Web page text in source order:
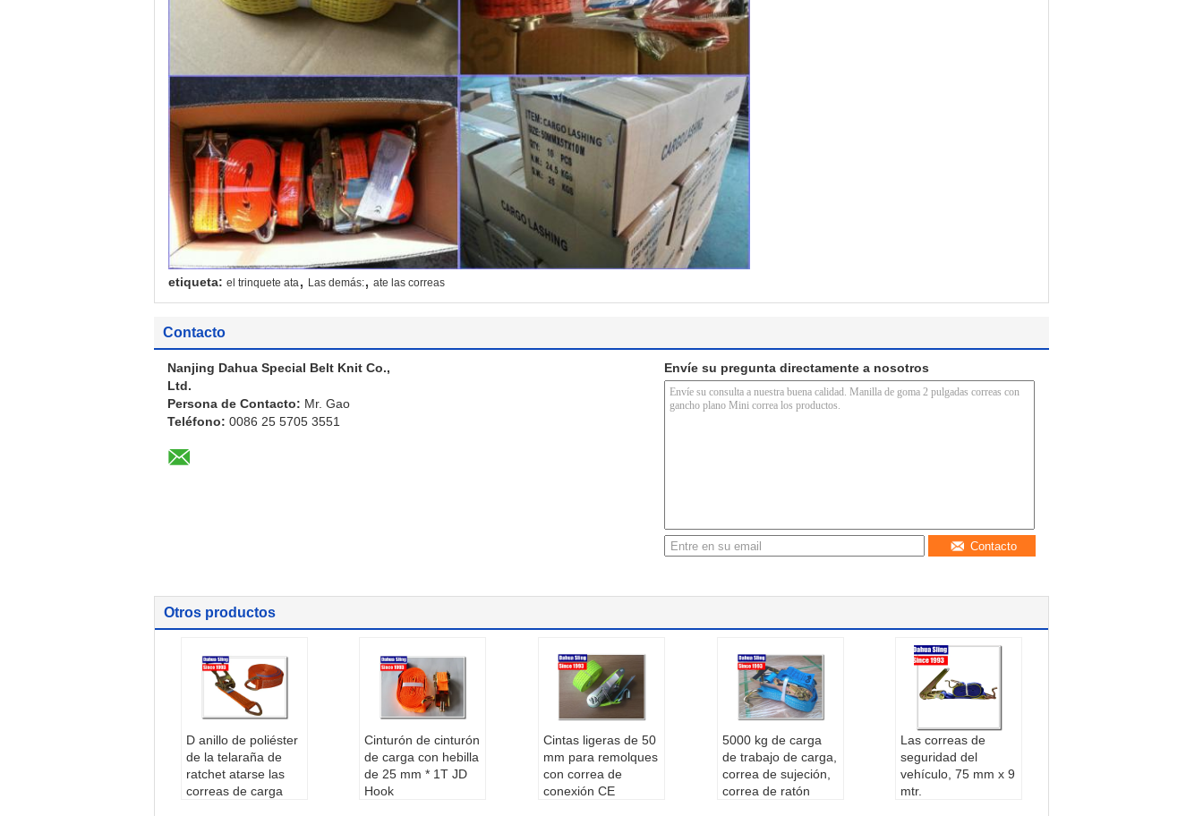
etiqueta: el trinquete ata, Las demás:, ate las correas
Contacto
Nanjing Dahua Special Belt Knit Co.,
Ltd.
Persona de Contacto: Mr. Gao
Teléfono: 0086 25 5705 3551
Envíe su pregunta directamente a nosotros
Contacto
Otros productos
D anillo de poliéster
de la telaraña de
ratchet atarse las
correas de carga
Cinturón de cinturón
de carga con hebilla
de 25 mm * 1T JD
Hook
Cintas ligeras de 50
mm para remolques
con correa de
conexión CE
5000 kg de carga
de trabajo de carga,
correa de sujeción,
correa de ratón
Las correas de
seguridad del
vehículo, 75 mm x 9
mtr.